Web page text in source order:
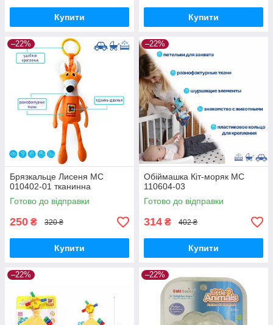
Купити Купити
–22%
Брязкальце Лисеня МС
010402-01 тканинна
Готово до відправки
250 ₴ 320 ₴
Купити
–22%
Обіймашка Кіт-моряк МС
110604-03
Готово до відправки
314 ₴ 402 ₴
Купити
–22% –22%